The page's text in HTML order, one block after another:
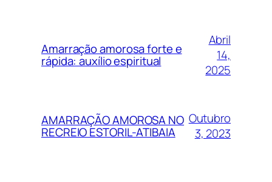
Amarração amorosa forte e
rápida: auxílio espiritual
Abril
14,
2025
AMARRAÇÃO AMOROSA NO
RECREIO ESTORIL-ATIBAIA
Outubro
3, 2023